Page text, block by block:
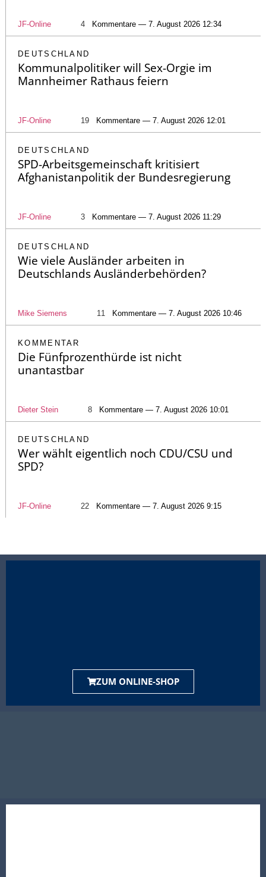
JF-Online 4 Kommentare — 7. August 2026 12:34
DEUTSCHLAND
Kommunalpolitiker will Sex-Orgie im
Mannheimer Rathaus feiern
JF-Online 19 Kommentare — 7. August 2026 12:01
DEUTSCHLAND
SPD-Arbeitsgemeinschaft kritisiert
Afghanistanpolitik der Bundesregierung
JF-Online 3 Kommentare — 7. August 2026 11:29
DEUTSCHLAND
Wie viele Ausländer arbeiten in
Deutschlands Ausländerbehörden?
Mike Siemens 11 Kommentare — 7. August 2026 10:46
KOMMENTAR
Die Fünfprozenthürde ist nicht
unantastbar
Dieter Stein 8 Kommentare — 7. August 2026 10:01
DEUTSCHLAND
Wer wählt eigentlich noch CDU/CSU und
SPD?
JF-Online 22 Kommentare — 7. August 2026 9:15
ZUM ONLINE-SHOP